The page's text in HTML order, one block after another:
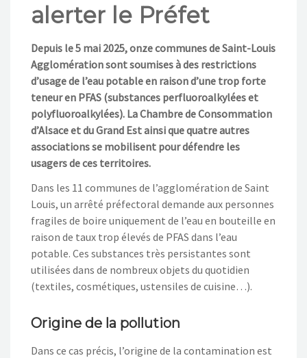
alerter le Préfet
Depuis le 5 mai 2025, onze communes de Saint-Louis
Agglomération sont soumises à des restrictions
d’usage de l’eau potable en raison d’une trop forte
teneur en PFAS (substances perfluoroalkylées et
polyfluoroalkylées). La Chambre de Consommation
d’Alsace et du Grand Est ainsi que quatre autres
associations se mobilisent pour défendre les
usagers de ces territoires.
Dans les 11 communes de l’agglomération de Saint
Louis, un arrêté préfectoral demande aux personnes
fragiles de boire uniquement de l’eau en bouteille en
raison de taux trop élevés de PFAS dans l’eau
potable. Ces substances très persistantes sont
utilisées dans de nombreux objets du quotidien
(textiles, cosmétiques, ustensiles de cuisine…).
Origine de la pollution
Dans ce cas précis, l’origine de la contamination est